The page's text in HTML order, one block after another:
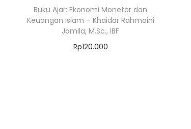
Buku Ajar: Ekonomi Moneter dan
Keuangan Islam – Khaidar Rahmaini
Jamila, M.Sc., IBF
Rp120.000